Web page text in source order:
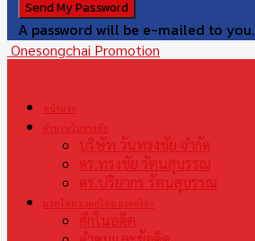
A password will be e-mailed to you.
Onesongchai Promotion
หน้าแรก
ตำนานวันทรงชัย
บริษัท วันทรงชัย จำกัด
ดร.ทรงชัย รัตนสุบรรณ
ดร.ปริยากร รัตนสุบรรณ
มวยไทย มรดกไทย มรดกโลก
ศึกในอดีต